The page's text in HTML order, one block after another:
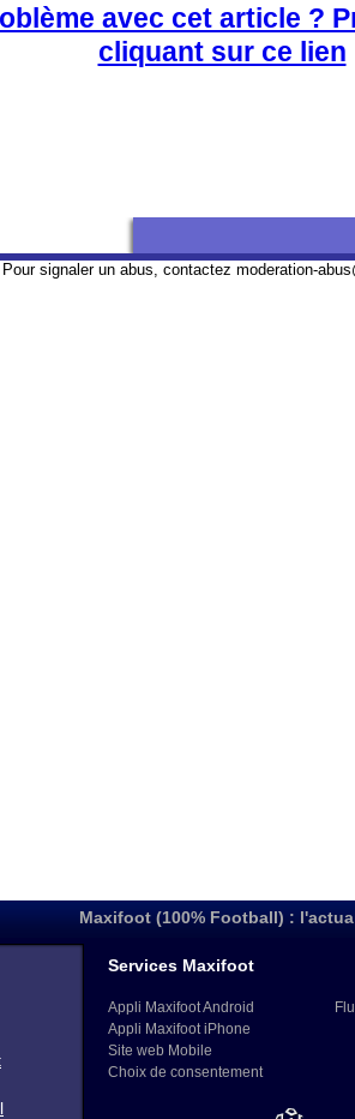
avec cet article ?
cliquant sur ce lien
Pour signaler un abus, contactez moderation-
Maxifoot (100% Football) :
Services Maxifoot
Appli Maxifoot Android
Appli Maxifoot iPhone
Site web Mobile
Choix de consentement